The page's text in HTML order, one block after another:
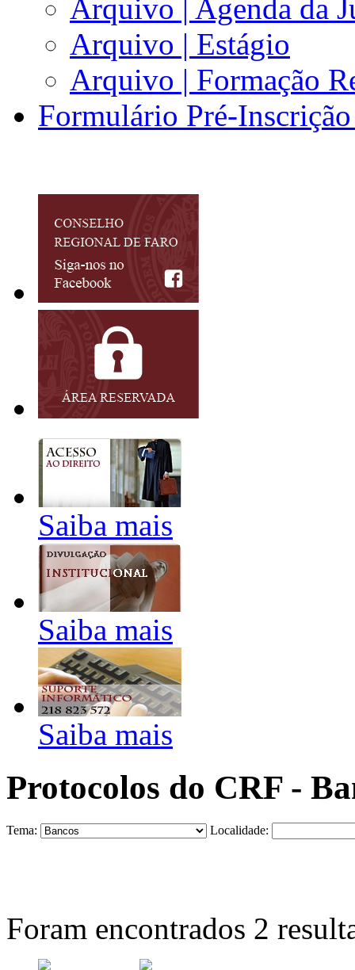
Arquivo | Agenda da
Arquivo | Estágio
Arquivo | Formação
Formulário Pré-
Saiba mais
Saiba mais
Saiba mais
Protocolos do CRF -
Tema: Localidade:
Foram encontrados 2